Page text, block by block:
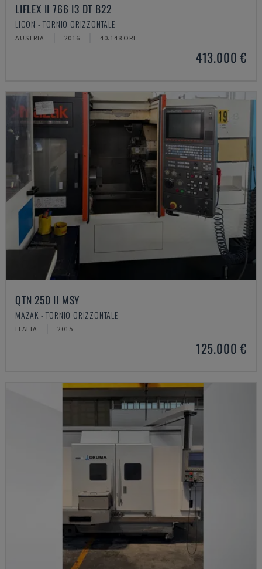
LIFLEX II 766 I3 DT B22
LICON - TORNIO ORIZZONTALE
AUSTRIA 2016 40.148 ORE
413.000 €
QTN 250 II MSY
MAZAK - TORNIO ORIZZONTALE
ITALIA 2015
125.000 €